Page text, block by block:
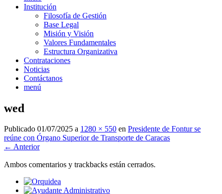
Institución
Filosofía de Gestión
Base Legal
Misión y Visión
Valores Fundamentales
Estructura Organizativa
Contrataciones
Noticias
Contáctanos
menú
wed
Publicado 01/07/2025 a 1280 × 550 en Presidente de Fontur se
reúne con Órgano Superior de Transporte de Caracas
← Anterior
Ambos comentarios y trackbacks están cerrados.